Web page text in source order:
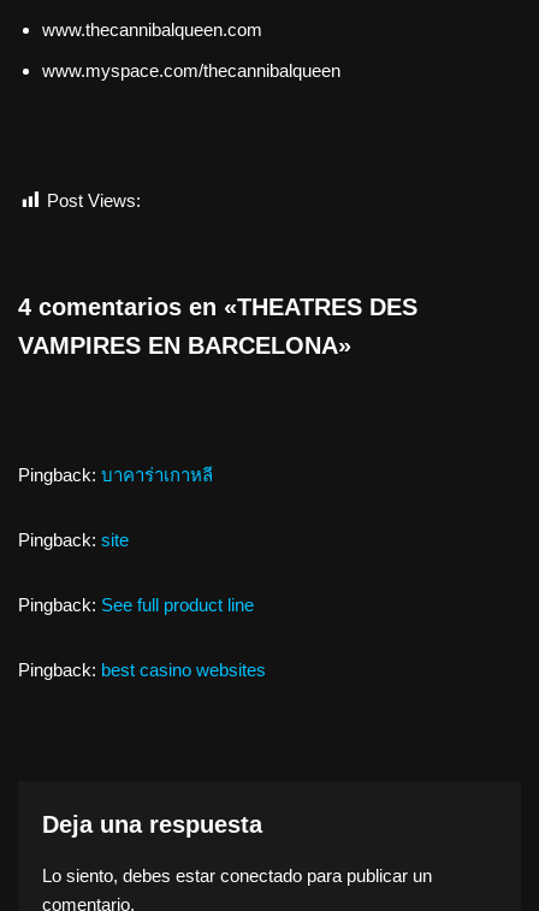
www.thecannibalqueen.com
www.myspace.com/thecannibalqueen
Post Views:
4 comentarios en «THEATRES DES
VAMPIRES EN BARCELONA»
Pingback: บาคาร่าเกาหลี
Pingback: site
Pingback: See full product line
Pingback: best casino websites
Deja una respuesta
Lo siento, debes estar conectado para publicar un
comentario.